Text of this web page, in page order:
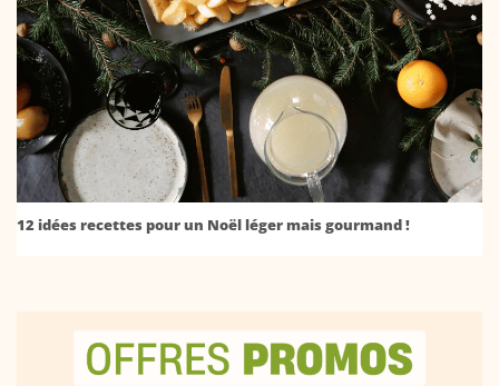
12 idées recettes pour un Noël léger mais gourmand !